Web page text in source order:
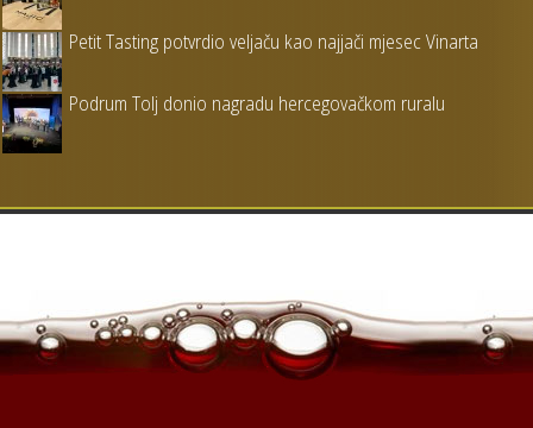
Petit Tasting potvrdio veljaču kao najjači mjesec Vinarta
Podrum Tolj donio nagradu hercegovačkom ruralu